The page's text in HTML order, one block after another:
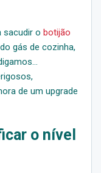
sacudir o botijão
gás de cozinha,
de um upgrade
o nível